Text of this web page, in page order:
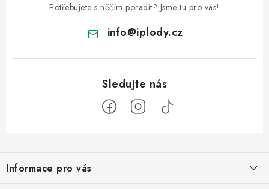
Potřebujete s něčím poradit? Jsme tu pro vás!
info@iplody.cz
pInformace pro vás